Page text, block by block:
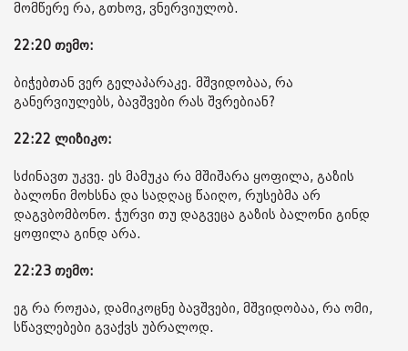
მომწერე რა, გთხოვ, ვნერვიულობ.
22:20 თემო:
ბიჭებთან ვერ გელაპარაკე. მშვიდობაა, რა
განერვიულებს, ბავშვები რას შვრებიან?
22:22 ლიზიკო:
სძინავთ უკვე. ეს მამუკა რა მშიშარა ყოფილა, გაზის
ბალონი მოხსნა და სადღაც წაიღო, რუსებმა არ
დაგვბომბონო. ჭურვი თუ დაგვეცა გაზის ბალონი გინდ
ყოფილა გინდ არა.
22:23 თემო:
ეგ რა როჟაა, დამიკოცნე ბავშვები, მშვიდობაა, რა ომი,
სწავლებები გვაქვს უბრალოდ.